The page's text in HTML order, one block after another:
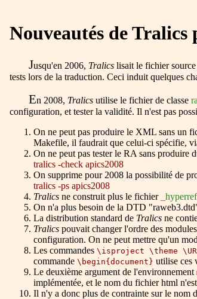
Nouveautés de Tralics
Jusqu'en 2006, Tralics lisait le fichier
tests lors de la traduction. Ceci induit quelques
En 2008, Tralics utilise le fichier de classe
configuration, et tester la validité. Il n'est pas
On ne peut pas produire le XML sans un
Makefile, il faudrait que celui-ci spécifie,
On ne peut pas tester le RA sans
tralics -check apics2008
On supprime pour 2008 la possibilité de
tralics -ps apics2008
Tralics ne construit plus le fichier
On n'a plus besoin de la DTD
raweb3.dtd
La distribution standard de Tralics ne
Tralics pouvait changer l'ordre des
configuration. On ne peut mettre qu'un
Les commandes \isproject \theme
commande \begin{document} utilise ces
Le deuxième argument de l'environnement
implémentée, et le nom du fichier html
Il n'y a donc plus de contrainte sur le nom